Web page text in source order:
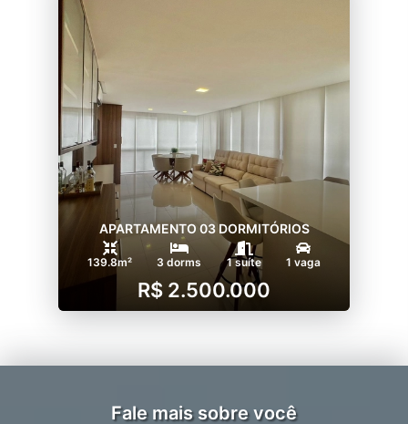
APARTAMENTO 03 DORMITÓRIOS
139.8m² 3 dorms 1 suíte 1 vaga
R$ 2.500.000
Fale mais sobre você